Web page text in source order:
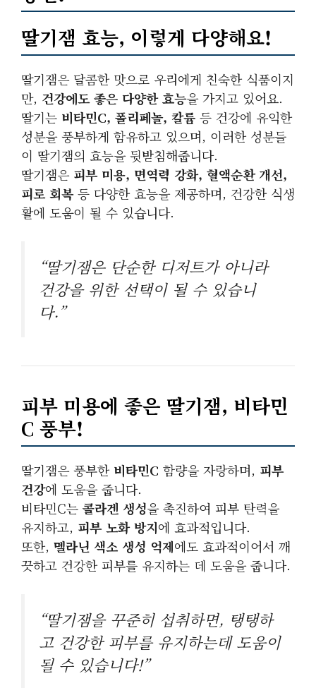
딸기잼 효능, 이렇게 다양해요!
딸기잼은 달콤한 맛으로 우리에게 친숙한 식품이지
만, 건강에도 좋은 다양한 효능을 가지고 있어요.
딸기는 비타민C, 폴리페놀, 칼륨 등 건강에 유익한
성분을 풍부하게 함유하고 있으며, 이러한 성분들
이 딸기잼의 효능을 뒷받침해줍니다.
딸기잼은 피부 미용, 면역력 강화, 혈액순환 개선,
피로 회복등 다양한 효능을 제공하며, 건강한 식생
활에 도움이 될 수 있습니다.
“딸기잼은 단순한 디저트가 아니라
건강을 위한 선택이 될 수 있습니
다.”
피부 미용에 좋은 딸기잼, 비타민
C 풍부!
딸기잼은 풍부한 비타민C 함량을 자랑하며, 피부
건강에 도움을 줍니다.
비타민C는 콜라겐 생성을 촉진하여 피부 탄력을
유지하고, 피부 노화 방지에 효과적입니다.
또한, 멜라닌 색소 생성 억제에도 효과적이어서 깨
끗하고 건강한 피부를 유지하는 데 도움을 줍니다.
“딸기잼을 꾸준히 섭취하면, 탱탱하
고 건강한 피부를 유지하는데 도움이
될 수 있습니다!”